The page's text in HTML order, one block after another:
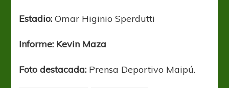
Estadio:Omar Higinio Sperdutti
Informe: Kevin Maza
Foto destacada: Prensa Deportivo Maipú.